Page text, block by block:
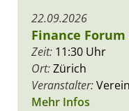
22.09.2026
Finance Forum
Zeit: 11:30 Uhr
Ort:Zürich
Veranstalter:
Mehr Infos